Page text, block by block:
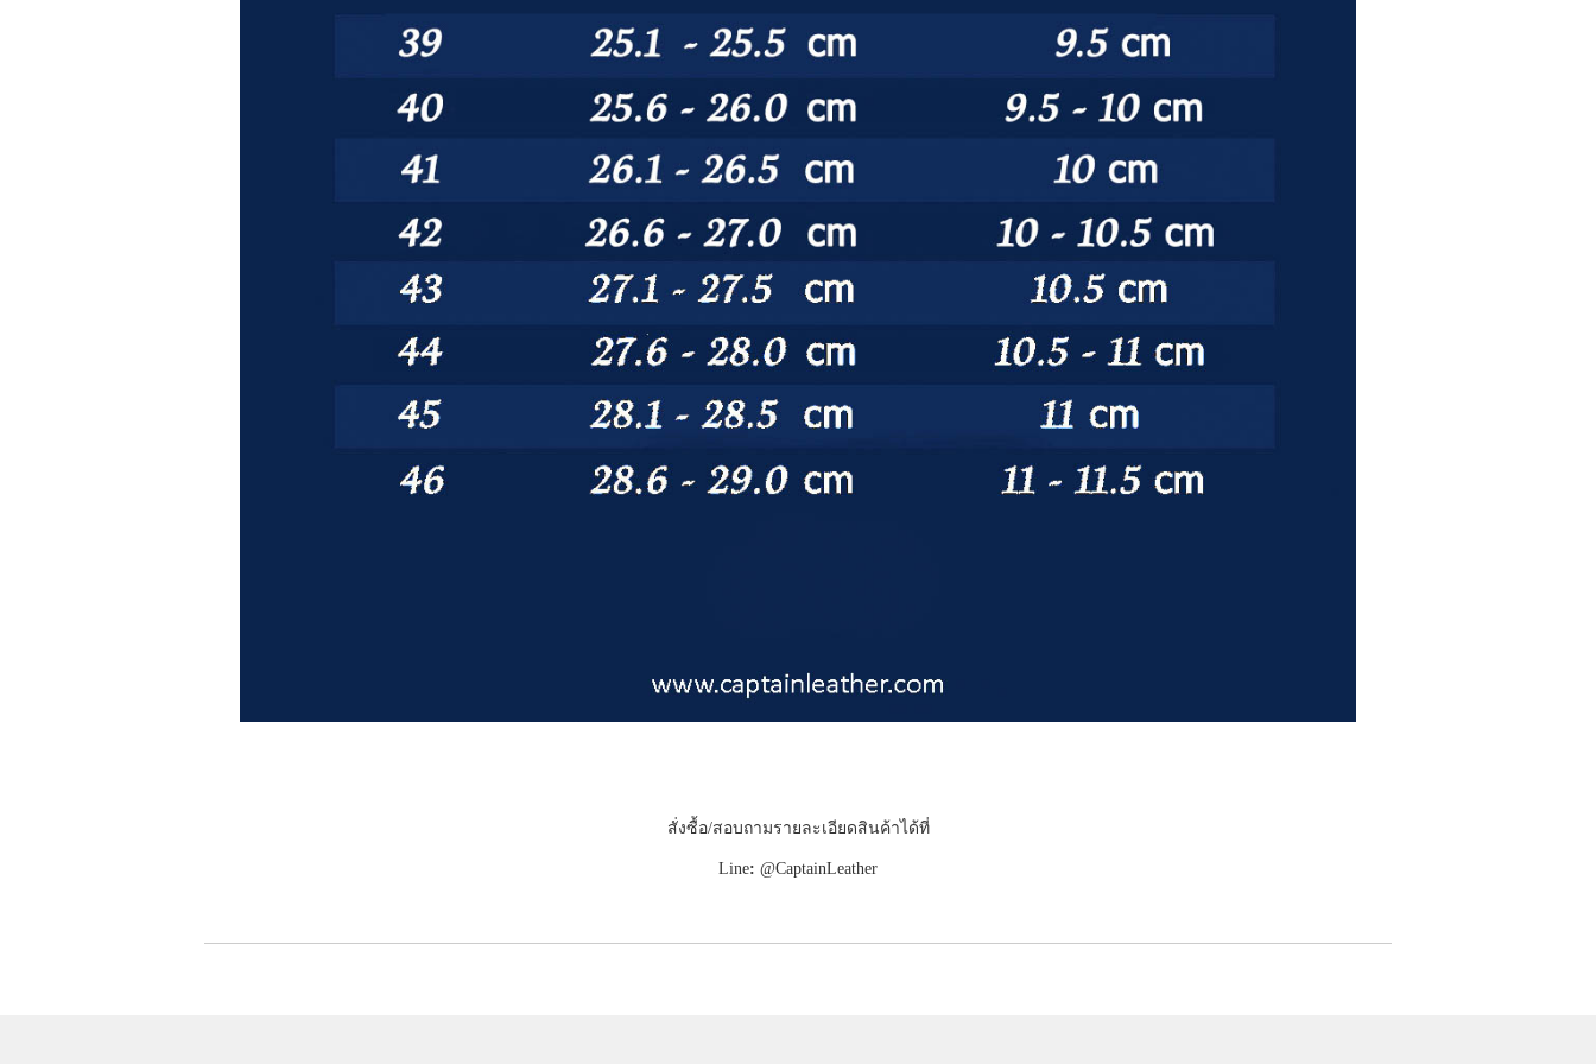
สั่งซื้อ/สอบถามรายละเอียดสินค้าได้ที่
Line: @CaptainLeather